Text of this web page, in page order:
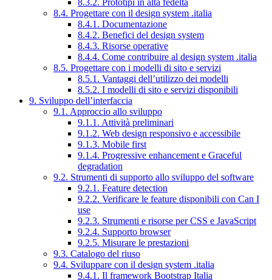
8.3.2. Prototipi in alta fedeltà
8.4. Progettare con il design system .italia
8.4.1. Documentazione
8.4.2. Benefici del design system
8.4.3. Risorse operative
8.4.4. Come contribuire al design system .italia
8.5. Progettare con i modelli di sito e servizi
8.5.1. Vantaggi dell’utilizzo dei modelli
8.5.2. I modelli di sito e servizi disponibili
9. Sviluppo dell’interfaccia
9.1. Approccio allo sviluppo
9.1.1. Attività preliminari
9.1.2. Web design responsivo e accessibile
9.1.3. Mobile first
9.1.4. Progressive enhancement e Graceful
degradation
9.2. Strumenti di supporto allo sviluppo del software
9.2.1. Feature detection
9.2.2. Verificare le feature disponibili con Can I
use
9.2.3. Strumenti e risorse per CSS e JavaScript
9.2.4. Supporto browser
9.2.5. Misurare le prestazioni
9.3. Catalogo del riuso
9.4. Sviluppare con il design system .italia
9.4.1. Il framework Bootstrap Italia